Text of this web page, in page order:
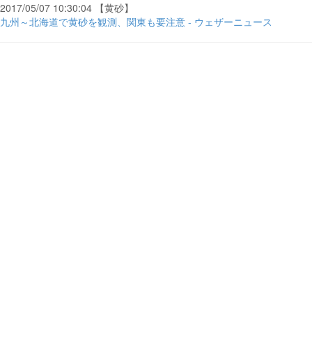
2017/05/07 10:30:04 【黄砂】
九州～北海道で黄砂を観測、関東も要注意 - ウェザーニュース